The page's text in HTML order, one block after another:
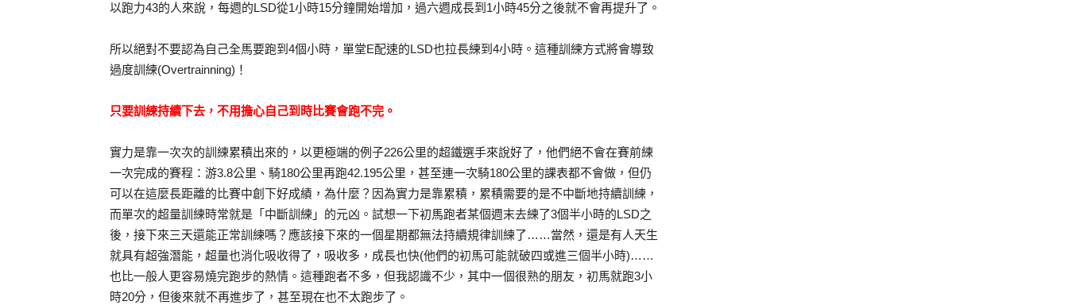
以跑力43的人來說，每週的LSD從1小時15分鐘開始增加，過六週成長到1小時45分之後就不會再提升了。
所以絕對不要認為自己全馬要跑到4個小時，單堂E配速的LSD也拉長練到4小時。這種訓練方式將會導致
過度訓練(Overtrainning)！
只要訓練持續下去，不用擔心自己到時比賽會跑不完。
實力是靠一次次的訓練累積出來的，以更極端的例子226公里的超鐵選手來說好了，他們絕不會在賽前練
一次完成的賽程：游3.8公里、騎180公里再跑42.195公里，甚至連一次騎180公里的課表都不會做，但仍
可以在這麼長距離的比賽中創下好成績，為什麼？因為實力是靠累積，累積需要的是不中斷地持續訓練，
而單次的超量訓練時常就是「中斷訓練」的元凶。試想一下初馬跑者某個週末去練了3個半小時的LSD之
後，接下來三天還能正常訓練嗎？應該接下來的一個星期都無法持續規律訓練了……當然，還是有人天生
就具有超強潛能，超量也消化吸收得了，吸收多，成長也快(他們的初馬可能就破四或進三個半小時)……
也比一般人更容易燒完跑步的熱情。這種跑者不多，但我認識不少，其中一個很熟的朋友，初馬就跑3小
時20分，但後來就不再進步了，甚至現在也不太跑步了。